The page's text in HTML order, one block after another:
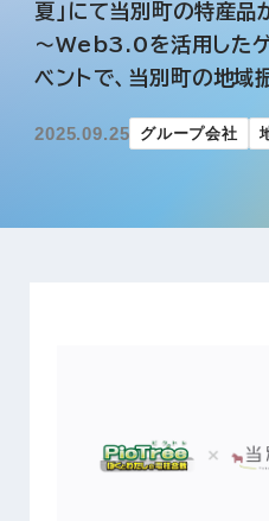
夏」にて当別町の特産
～Web3.0を活用した
ベントで、当別町の地域
2025.09.25 グループ会社